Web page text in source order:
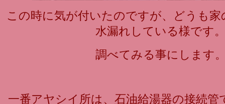
この時に気が付いたのですが、どうも家
水漏れしている様です
調べてみる事にします
一番アヤシイ所は、 石油給湯器の接続管